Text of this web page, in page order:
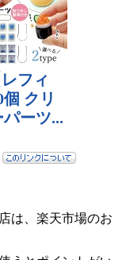
は、楽天市場のお